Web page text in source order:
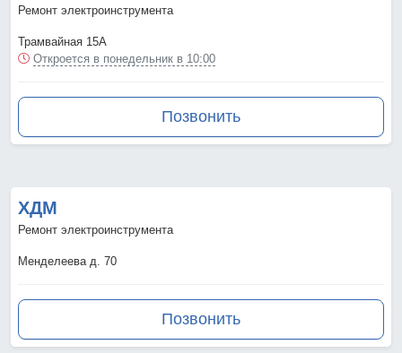
Ремонт электроинструмента
Трамвайная 15А
Откроется в понедельник в 10:00
Позвонить
ХДМ
Ремонт электроинструмента
Менделеева д. 70
Позвонить